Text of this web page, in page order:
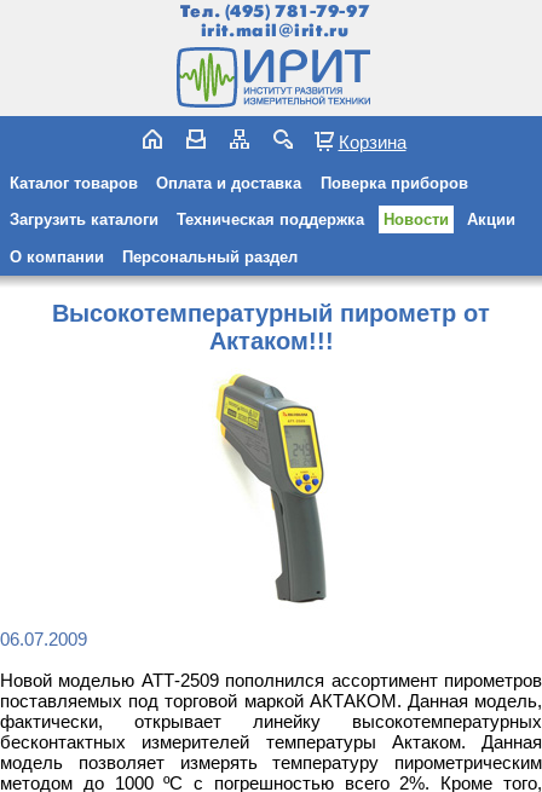
Тел. (495) 781-79-97
irit.mail@irit.ru
Корзина
Каталог товаров Оплата и доставка Поверка приборов
Загрузить каталоги Техническая поддержка Новости Акции
О компании Персональный раздел
Высокотемпературный пирометр от
Актаком!!!
06.07.2009
Новой моделью АТТ-2509 пополнился ассортимент пирометров
поставляемых под торговой маркой АКТАКОМ. Данная модель,
фактически, открывает линейку высокотемпературных
бесконтактных измерителей температуры Актаком. Данная
модель позволяет измерять температуру пирометрическим
методом до 1000 ºC с погрешностью всего 2%. Кроме того,